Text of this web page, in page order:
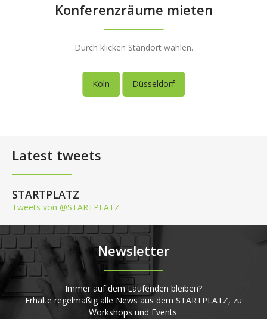
Konferenzräume mieten
Durch klicken Standort wählen.
Köln Düsseldorf
Latest tweets
STARTPLATZ
Tweets von @STARTPLATZ
Newsletter
Immer auf dem Laufenden bleiben?
Erhalte regelmäßig alle News aus dem STARTPLATZ, zu
Workshops und Events.